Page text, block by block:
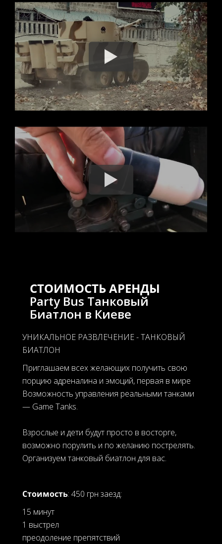
СТОИМОСТЬ АРЕНДЫ
Party Bus Танковый
Биатлон в Киеве
УНИКАЛЬНОЕ РАЗВЛЕЧЕНИЕ - ТАНКОВЫЙ
БИАТЛОН
Приглашаем всех желающих получить свою
порцию адреналина и эмоций, первая в мире
Возможность управления реальными танками
— Game Tanks.
Взрослые и дети будут просто в восторге,
возможно порулить и по желанию пострелять.
Организуем танковый биатлон для вас.
Стоимость: 450 грн заезд:
15 минут
1 выстрел
преодоление препятствий